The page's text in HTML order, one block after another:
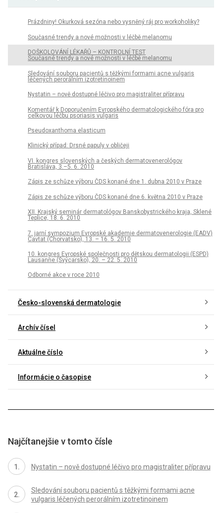
Prázdniny! Okurková sezóna nebo vysněný ráj pro workoholiky?
Současné trendy a nové možnosti v léčbě melanomu
DOŠKOLOVÁNÍ LÉKAŘŮ – KONTROLNÍ TEST
Současné trendy a nové možnosti v léčbě melanomu
Sledování souboru pacientů s těžkými formami acne vulgaris
léčených perorálním izotretinoinem
Nystatin – nově dostupné léčivo pro magistraliter přípravu
Komentář k Doporučením Evropského dermatologického fóra pro
celkovou léčbu psoriasis vulgaris
Pseudoxanthoma elasticum
Klinický případ: Drsné papuly v obličeji
VI. kongres slovenských a českých dermatovenerológov
Bratislava, 3.–5. 6. 2010
Zápis ze schůze výboru ČDS konané dne 1. dubna 2010 v Praze
Zápis ze schůze výboru ČDS konané dne 6. května 2010 v Praze
XII. Krajský seminár dermatológov Banskobystrického kraja, Sklené
Teplice, 18. 6. 2010
7. jarní sympozium Evropské akademie dermatovenerologie (EADV)
Cavtat (Chorvatsko), 13. – 16. 5. 2010
10. kongres Evropské společnosti pro dětskou dermatologii (ESPD)
Lausanne (Švýcarsko), 20. – 22. 5. 2010
Odborné akce v roce 2010
Česko-slovenská dermatologie
Archív čísel
Aktuálne číslo
Informácie o časopise
Najčítanejšie v tomto čísle
Nystatin – nově dostupné léčivo pro magistraliter přípravu
Sledování souboru pacientů s těžkými formami acne
vulgaris léčených perorálním izotretinoinem